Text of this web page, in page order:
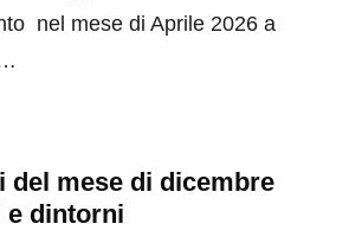
nel mese di Aprile 2026 a
del mese di dicembre
e dintorni